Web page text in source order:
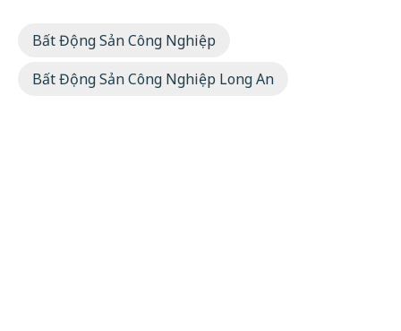
Bất Động Sản Công Nghiệp
Bất Động Sản Công Nghiệp Long An